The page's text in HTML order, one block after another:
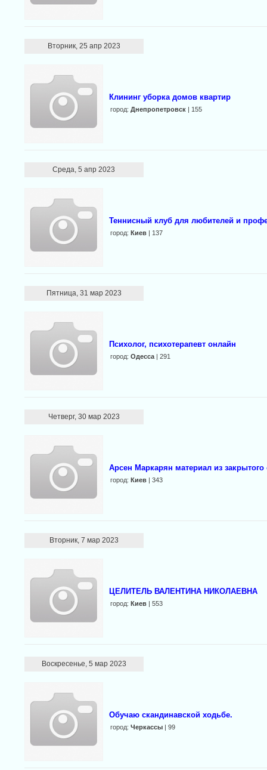
Вторник, 25 апр 2023
Клининг уборка домов квартир
город: Днепропетровск| 155
Среда, 5 апр 2023
Теннисный клуб для любителей и
город: Киев| 137
Пятница, 31 мар 2023
Психолог, психотерапевт онлайн
город: Одесса| 291
Четверг, 30 мар 2023
Арсен Маркарян материал из
город: Киев| 343
Вторник, 7 мар 2023
ЦЕЛИТЕЛЬ ВАЛЕНТИНА НИКОЛАЕВНА
город: Киев| 553
Воскресенье, 5 мар 2023
Обучаю скандинавской ходьбе.
город: Черкассы| 99